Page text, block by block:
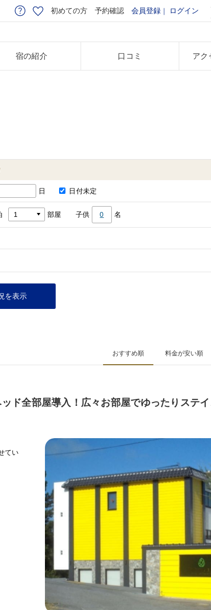
初めての方 予約確認 会員登録 ログイン
宿の紹介 口コミ アク
日 日付未定
部屋 子供 0 名
おすすめ順 料金が安い順
ド全部屋導入！広々お部屋でゆったりステイ
てい